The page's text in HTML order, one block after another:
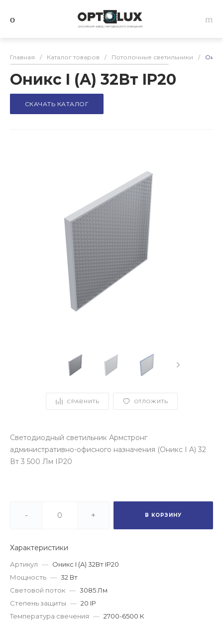
Главная / Каталог товаров / Потолочные светильники /
Оникс I (A) 32Вт IP20
СКАЧАТЬ КАТАЛОГ
СРАВНИТЬ ОТЛОЖИТЬ
Светодиодный светильник Армстронг
административно-офисного назначения (Оникс I A) 32
Вт 3 500 Лм IP20
- + В КОРЗИНУ
Характеристики
Артикул — Оникс I (A) 32Вт IP20
Мощность — 32 Вт
Световой поток — 3085 Лм
Степень защиты — 20 IP
Температура свечения — 2700-6500 К